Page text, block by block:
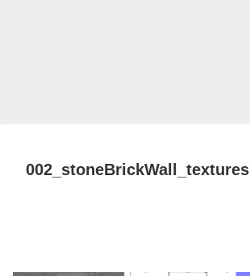
002_stoneBrickWall_textures